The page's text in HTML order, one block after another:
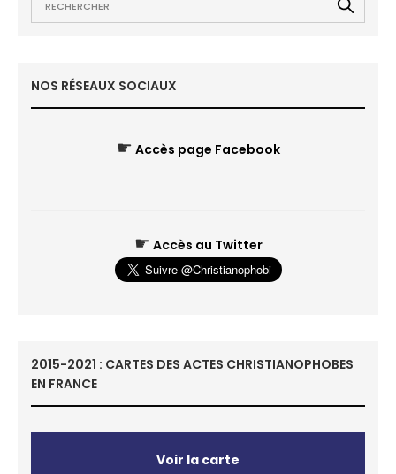
NOS RÉSEAUX SOCIAUX
☛ Accès page Facebook
☛ Accès au Twitter
2015-2021 : CARTES DES ACTES CHRISTIANOPHOBES
EN FRANCE
Voir la carte